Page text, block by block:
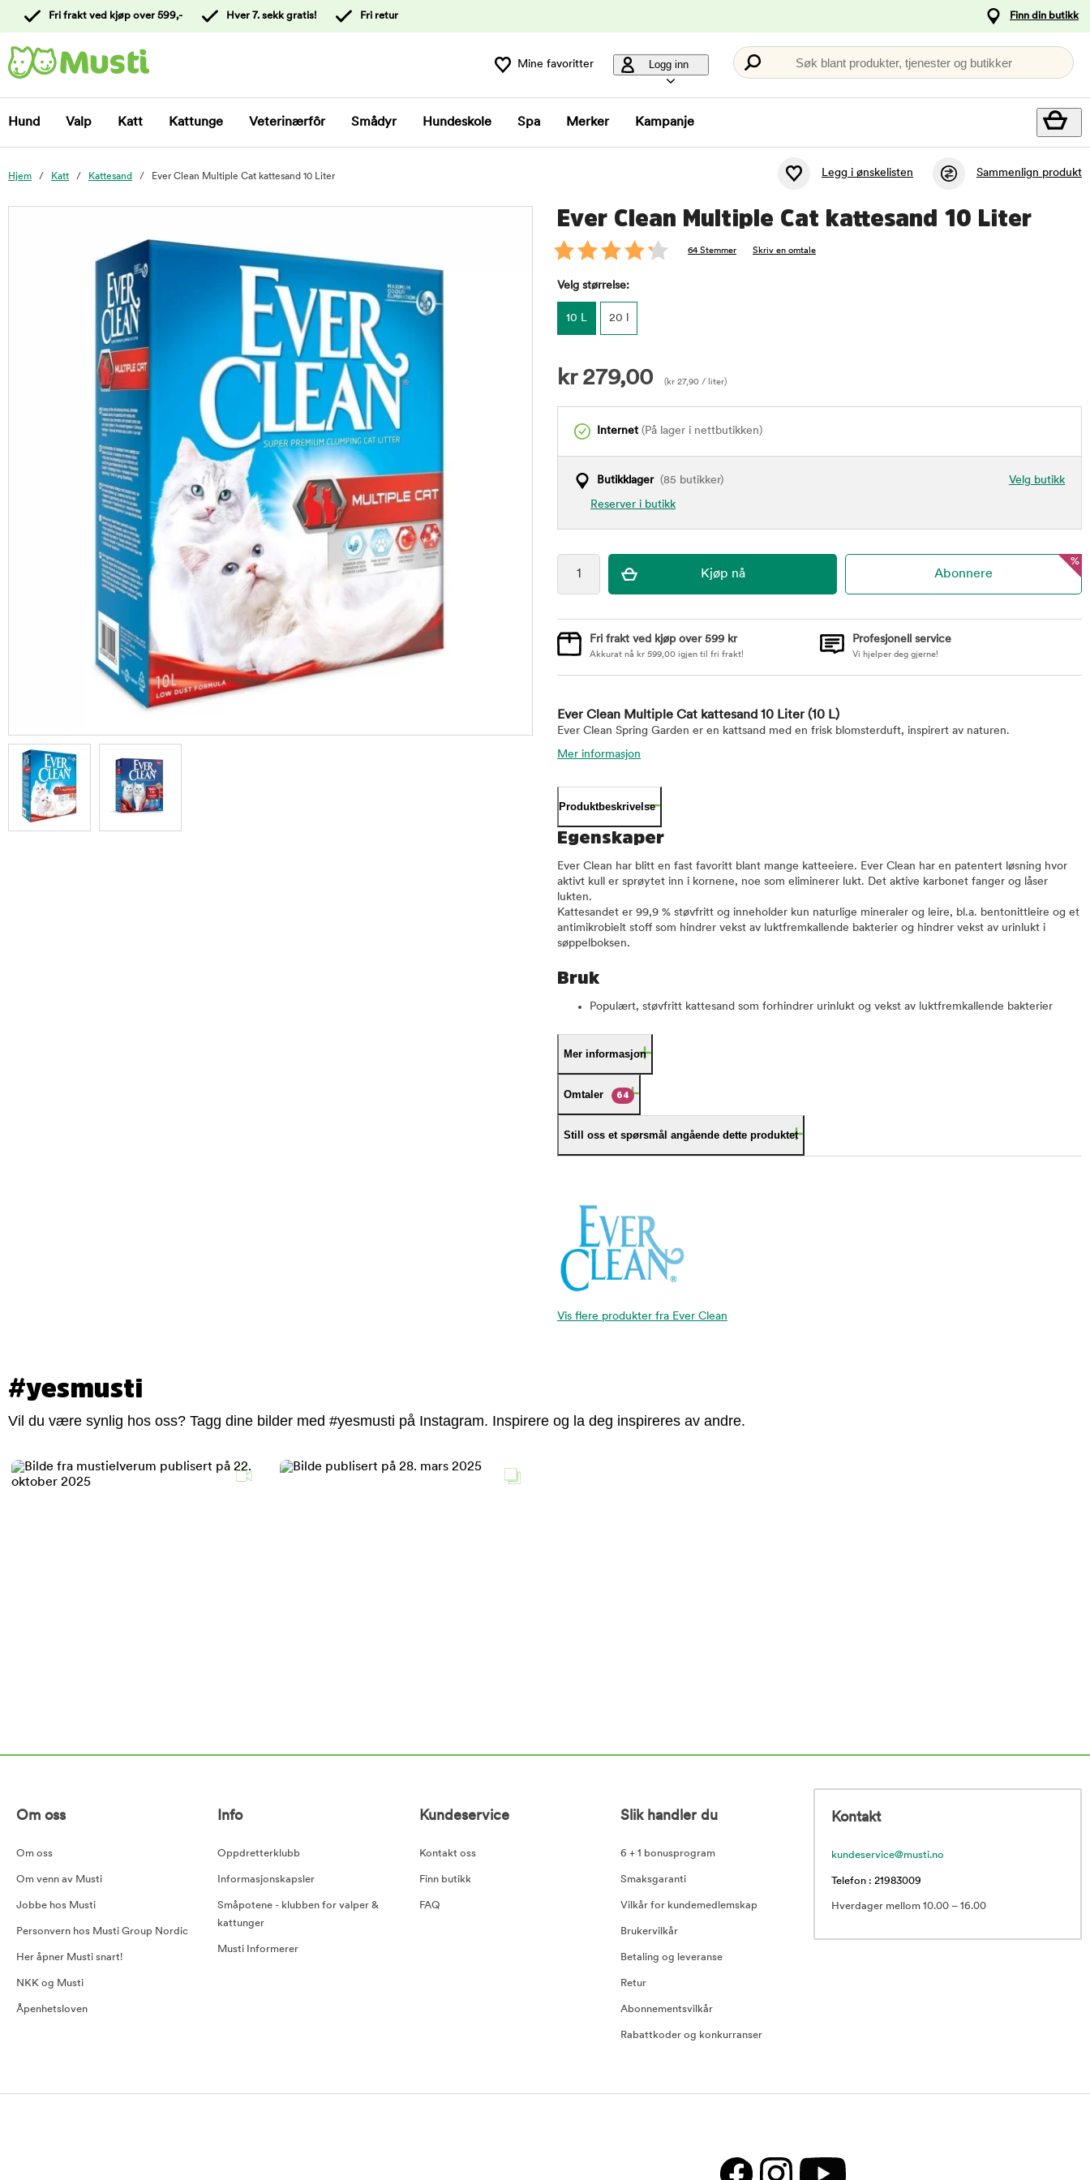
kundeservice
Fri frakt ved kjøp over 599,- Hver 7. sekk gratis! Fri retur Finn din butikk
Mine favoritter Logg inn Søk blant produkter, tjenester og butikker
Hund Valp Katt Kattunge Veterinærfôr Smådyr Hundeskole Spa Merker Kampanje
Hjem Katt Kattesand Ever Clean Multiple Cat kattesand 10 Liter Legg i ønskelisten Sammenlign produkt
Ever Clean Multiple Cat kattesand 10 Liter
64 Stemmer Skriv en omtale
Velg størrelse:
10 L 20 l
kr 279,00 ( kr 27,90 / liter)
Internet (På lager i nettbutikken)
Velg butikk
Butikklager(85 butikker)
Reserver i butikk
%
Fri frakt ved kjøp over 599 kr
Akkurat nå kr 599,00 igjen til fri frakt!
Profesjonell service
Vi hjelper deg gjerne!
Ever Clean Multiple Cat kattesand 10 Liter(10 L)
Ever Clean Spring Garden er en kattsand med en frisk blomsterduft, inspirert av naturen.
Mer informasjon
Produktbeskrivelse
Egenskaper
Ever Clean har blitt en fast favoritt blant mange katteeiere. Ever Clean har en patentert løsning hvor
aktivt kull er sprøytet inn i kornene, noe som eliminerer lukt. Det aktive karbonet fanger og låser
lukten.
Kattesandet er 99,9 % støvfritt og inneholder kun naturlige mineraler og leire, bl.a. bentonittleire og et
antimikrobielt stoff som hindrer vekst av luktfremkallende bakterier og hindrer vekst av urinlukt i
søppelboksen.
Bruk
Populært, støvfritt kattesand som forhindrer urinlukt og vekst av luktfremkallende bakterier
Mer informasjon
Omtaler 64
Still oss et spørsmål angående dette produktet
Vis flere produkter fra Ever Clean
#yesmusti
Vil du være synlig hos oss? Tagg dine bilder med #yesmusti på Instagram. Inspirere og la deg inspireres av andre.
Om oss
Om oss
Om venn av Musti
Jobbe hos Musti
Personvern hos Musti Group Nordic
Her åpner Musti snart!
NKK og Musti
Åpenhetsloven
Info
Oppdretterklubb
Informasjonskapsler
Småpotene - klubben for valper &
kattunger
Musti Informerer
Kundeservice
Kontakt oss
Finn butikk
FAQ
Slik handler du
6 + 1 bonusprogram
Smaksgaranti
Vilkår for kundemedlemskap
Brukervilkår
Betaling og leveranse
Retur
Abonnementsvilkår
Rabattkoder og konkurranser
Kontakt
kundeservice@musti.no
Telefon : 21983009
Hverdager mellom 10.00 – 16.00